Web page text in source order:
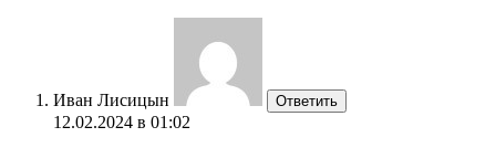
Иван Лисицын Ответить
12.02.2024 в 01:02